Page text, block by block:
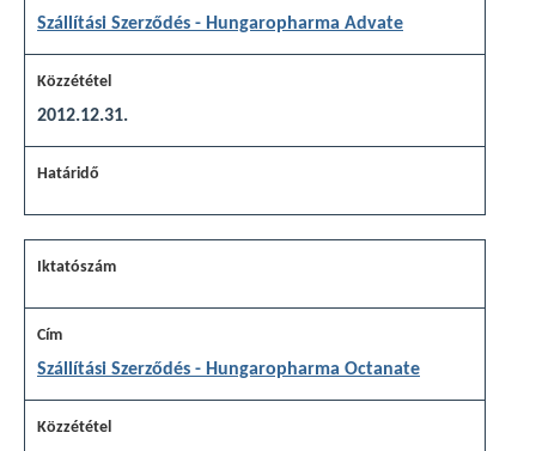
Szállítási Szerződés - Hungaropharma Advate
2012.12.31.
Szállítási Szerződés - Hungaropharma Octanate